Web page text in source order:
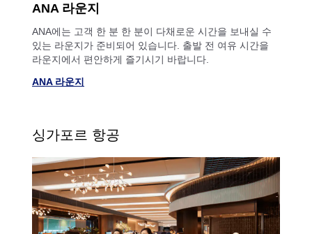
ANA 라운지
ANA에는 고객 한 분 한 분이 다채로운 시간을 보내실 수
있는 라운지가 준비되어 있습니다. 출발 전 여유 시간을
라운지에서 편안하게 즐기시기 바랍니다.
ANA 라운지
싱가포르 항공